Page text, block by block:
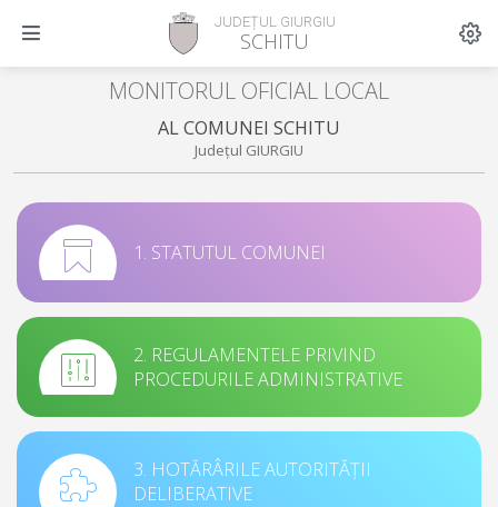
JUDEȚUL GIURGIU
SCHITU
MONITORUL OFICIAL LOCAL
AL COMUNEI SCHITU
Județul GIURGIU
1. STATUTUL COMUNEI
2. REGULAMENTELE PRIVIND
PROCEDURILE ADMINISTRATIVE
3. HOTĂRÂRILE AUTORITĂȚII
DELIBERATIVE